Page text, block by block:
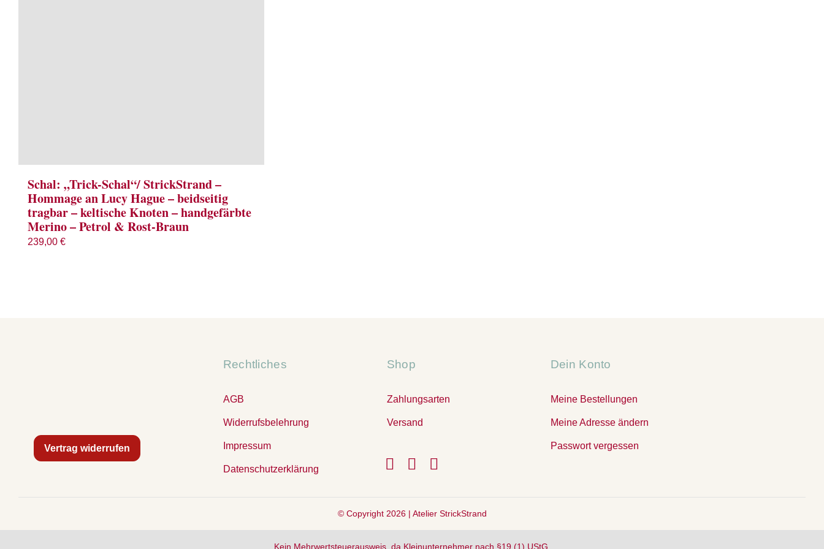
Schal: „Trick-Schal“/ StrickStrand –
Hommage an Lucy Hague – beidseitig
tragbar – keltische Knoten – handgefärbte
Merino – Petrol & Rost-Braun
239,00 €
Vertrag widerrufen
Rechtliches
AGB
Widerrufsbelehrung
Impressum
Datenschutzerklärung
Shop
Zahlungsarten
Versand
Dein Konto
Meine Bestellungen
Meine Adresse ändern
Passwort vergessen
© Copyright 2026 | Atelier StrickStrand
Kein Mehrwertsteuerausweis, da Kleinunternehmer nach §19 (1) UStG.